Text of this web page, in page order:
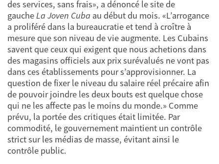
des services, sans frais», a dénoncé le site de
gauche La Joven Cuba au début du mois. «L’arrogance
a proliféré dans la bureaucratie et tend à croître à
mesure que son niveau de vie augmente. Les Cubains
savent que ceux qui exigent que nous achetions dans
des magasins officiels aux prix surévalués ne vont pas
dans ces établissements pour s’approvisionner. La
question de fixer le niveau du salaire réel précaire afin
de pouvoir joindre les deux bouts est quelque chose
qui ne les affecte pas le moins du monde.» Comme
prévu, la portée des critiques était limitée. Par
commodité, le gouvernement maintient un contrôle
strict sur les médias de masse, évitant ainsi le
contrôle public.